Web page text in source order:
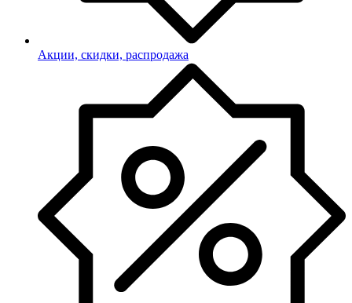
Акции, скидки, распродажа